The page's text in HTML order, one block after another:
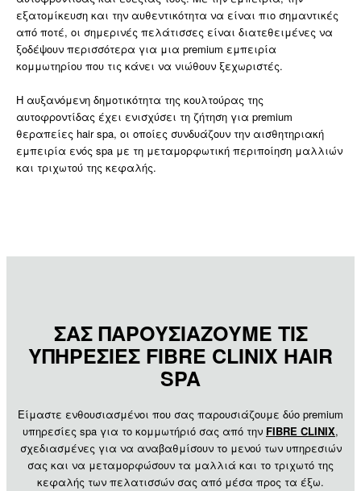
εξατομίκευση και την αυθεντικότητα να είναι πιο σημαντικές
από ποτέ, οι σημερινές πελάτισσες είναι διατεθειμένες να
ξοδέψουν περισσότερα για μια premium εμπειρία
κομμωτηρίου που τις κάνει να νιώθουν ξεχωριστές.
Η αυξανόμενη δημοτικότητα της κουλτούρας της
αυτοφροντίδας έχει ενισχύσει τη ζήτηση για premium
θεραπείες hair spa, οι οποίες συνδυάζουν την αισθητηριακή
εμπειρία ενός spa με τη μεταμορφωτική περιποίηση μαλλιών
και τριχωτού της κεφαλής.
ΣΑΣ ΠΑΡΟΥΣΙΑΖΟΥΜΕ ΤΙΣ
ΥΠΗΡΕΣΙΕΣ FIBRE CLINIX HAIR
SPA
Είμαστε ενθουσιασμένοι που σας παρουσιάζουμε δύο premium
υπηρεσίες spa για το κομμωτήριό σας από την FIBRE CLINIX,
σχεδιασμένες για να αναβαθμίσουν το μενού των υπηρεσιών
σας και να μεταμορφώσουν τα μαλλιά και το τριχωτό της
κεφαλής των πελατισσών σας από μέσα προς τα έξω.